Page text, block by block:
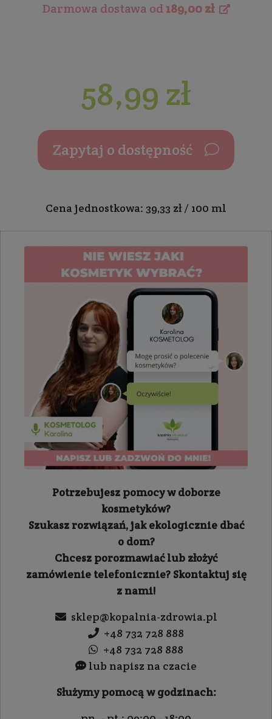
Darmowa dostawa od189,00 zł
58,99 zł
Zapytaj o dostępność
Cena jednostkowa: 39,33 zł / 100 ml
Potrzebujesz pomocy w doborze
kosmetyków?
Szukasz rozwiązań, jak ekologicznie dbać
o dom?
Chcesz porozmawiać lub złożyć
zamówienie telefonicznie? Skontaktuj się
z nami!
sklep@kopalnia-zdrowia.pl
+48 732 728 888
+48 732 728 888
lub napisz na czacie
Służymy pomocą w godzinach: